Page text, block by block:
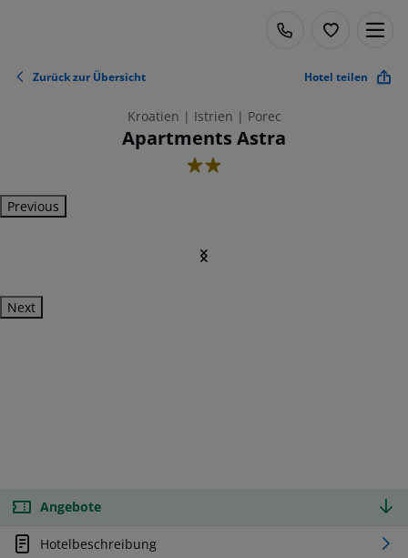
Zurück zur Übersicht Hotel teilen
Kroatien | Istrien | Porec
Apartments Astra
2
Previous
Next
Angebote
Hotelbeschreibung